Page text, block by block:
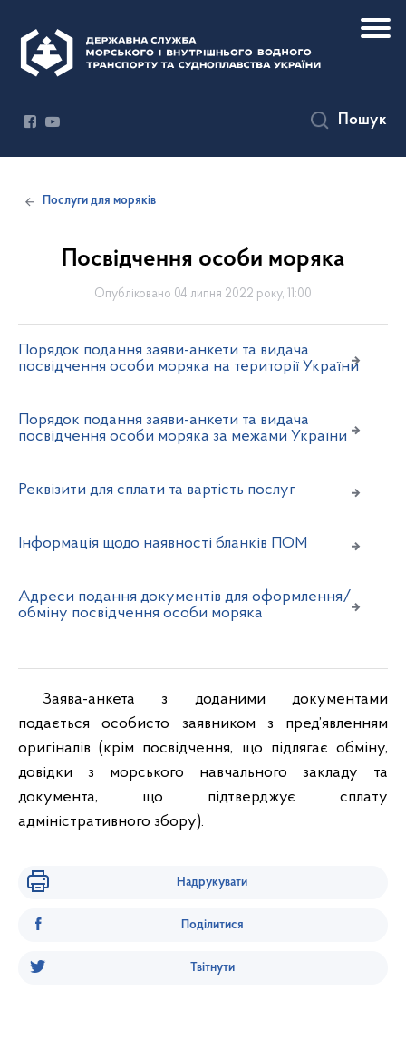
Пошук
Послуги для моряків
Посвідчення особи моряка
Опубліковано 04 липня 2022 року, 11:00
Порядок подання заяви-анкети та видача
посвідчення особи моряка на території України
Порядок подання заяви-анкети та видача
посвідчення особи моряка за межами України
Реквізити для сплати та вартість послуг
Інформація щодо наявності бланків ПОМ
Адреси подання документів для оформлення/
обміну посвідчення особи моряка
Заява-анкета з доданими документами
подається особисто заявником з пред’явленням
оригіналів (крім посвідчення, що підлягає обміну,
довідки з морського навчального закладу та
документа, що підтверджує сплату
адміністративного збору).
Надрукувати
Поділитися
Твітнути